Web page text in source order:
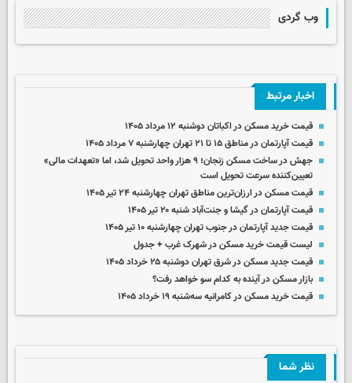
وب گردی
اخبار مرتبط
قیمت خرید مسکن در اکباتان دوشنبه ۱۲ مرداد ۱۴۰۵
قیمت آپارتمان در مناطق ۱۵ تا ۲۱ تهران چهارشنبه ۷ مرداد ۱۴۰۵
جهش در ساخت مسکن زنجان؛ ۹ هزار واحد تحویل شد، اما «تعهدات مالی»
تعیین‌کننده سرعت تحویل است
قیمت مسکن در ارزان‌ترین مناطق تهران چهارشنبه ۲۴ تیر ۱۴۰۵
قیمت آپارتمان در گیشا و جنت‌آباد شنبه ۲۰ تیر ۱۴۰۵
قیمت جدید آپارتمان در جنوب تهران چهارشنبه ۱۰ تیر ۱۴۰۵
لیست قیمت خرید مسکن در شهرک غرب + جدول
قیمت جدید مسکن در شرق تهران دوشنبه ۲۵ خرداد ۱۴۰۵
بازار مسکن در آینده به کدام سو خواهد رفت؟
قیمت خرید مسکن در کامرانیه سه‌شنبه ۱۹ خرداد ۱۴۰۵
نظر شما